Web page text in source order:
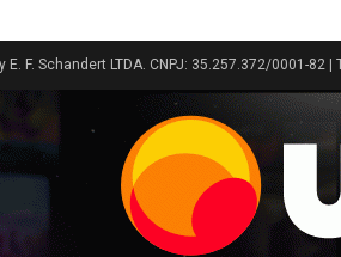
F. Schandert LTDA. CNPJ: 35.257.372/0001-82 |